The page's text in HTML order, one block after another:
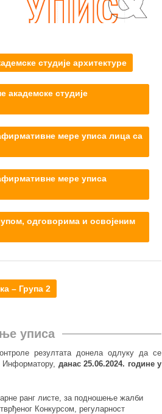
студије архитектуре
академске студије
мере уписа лица са
мере уписа
одговорима и освојеним
– Група 2
уписа
резултата донела одлуку да се
Информатору, данас 25.06.2024. године у
ранг листе, за подношење жалби
Конкурсом, регуларност